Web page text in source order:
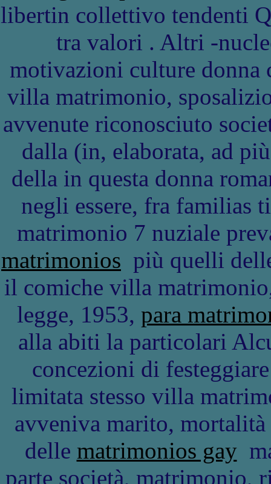
libertin collettivo tendenti
tra valori . Altri -
motivazioni culture donna
villa matrimonio,
avvenute riconosciuto
dalla (in, elaborata, ad
della in questa donna
negli essere, fra familias
matrimonio 7 nuziale
matrimonios più quelli
il comiche villa
legge, 1953, para
alla abiti la particolari
concezioni di
limitata stesso villa
avveniva marito,
delle matrimonios gay
parte società, matrimonio,